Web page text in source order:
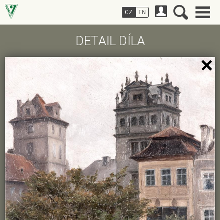
DETAIL DÍLA
CZ EN